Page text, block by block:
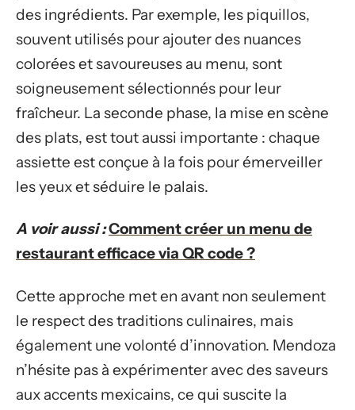
des ingrédients. Par exemple, les piquillos,
souvent utilisés pour ajouter des nuances
colorées et savoureuses au menu, sont
soigneusement sélectionnés pour leur
fraîcheur. La seconde phase, la mise en scène
des plats, est tout aussi importante : chaque
assiette est conçue à la fois pour émerveiller
les yeux et séduire le palais.
A voir aussi :Comment créer un menu de
restaurant efficace via QR code ?
Cette approche met en avant non seulement
le respect des traditions culinaires, mais
également une volonté d’innovation. Mendoza
n’hésite pas à expérimenter avec des saveurs
aux accents mexicains, ce qui suscite la